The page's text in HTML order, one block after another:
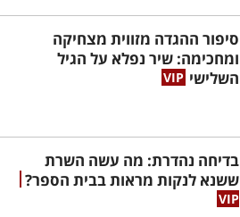
סיפור ההגדה מזווית מצחיקה
ומחכימה: שיר נפלא על הגיל
השלישי
בדיחה נהדרת: מה עשה השרת
ששנא לנקות מראות בבית הספר?